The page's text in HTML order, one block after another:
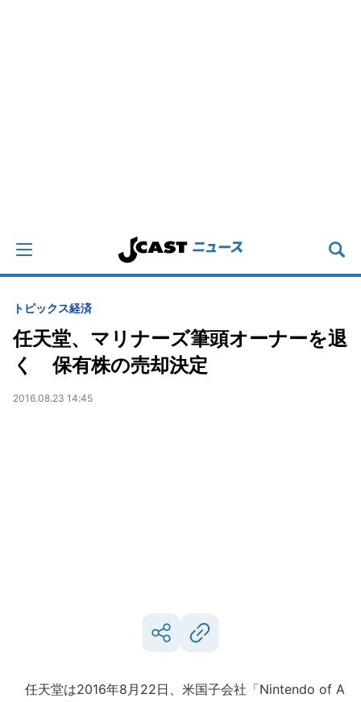
トピックス経済
任天堂、マリナーズ筆頭オーナーを退
く 保有株の売却決定
2016.08.23 14:45
任天堂は2016年8月22日、米国子会社「Nintendo of A